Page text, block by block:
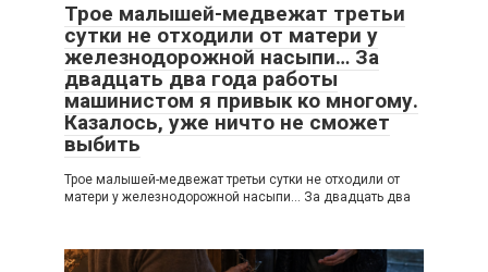
Трое малышей-медвежат третьи
сутки не отходили от матери у
железнодорожной насыпи… За
двадцать два года работы
машинистом я привык ко многому.
Казалось, уже ничто не сможет
выбить
Трое малышей-медвежат третьи сутки не отходили от
матери у железнодорожной насыпи… За двадцать два